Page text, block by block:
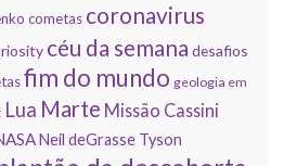
cometas coronavirus
céu da semana desafios
fim do mundo geologia em
Lua Marte Missão Cassini
Neil deGrasse Tyson